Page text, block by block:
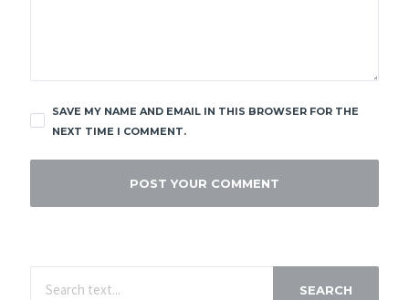
SAVE MY NAME AND EMAIL IN THIS BROWSER FOR THE
NEXT TIME I COMMENT.
SEARCH